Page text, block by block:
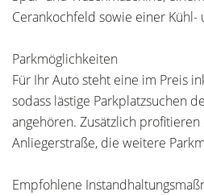
Cerankochfeld sowie einer
Parkmöglichkeiten
Für Ihr Auto steht eine im Preis
sodass lästige Parkplatzsuchen
angehören. Zusätzlich
Anliegerstraße, die weitere
Empfohlene